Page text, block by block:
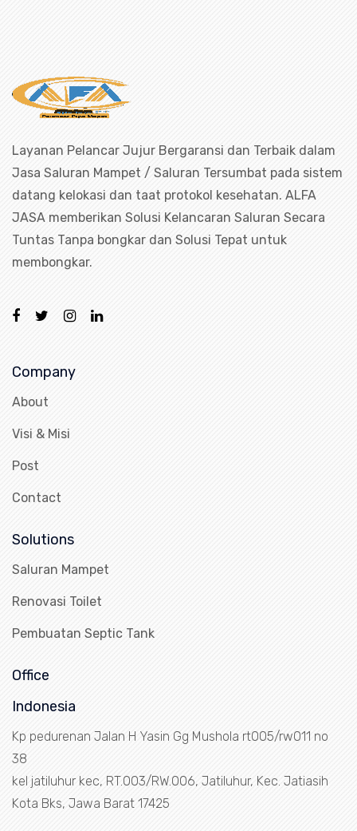
Layanan Pelancar Jujur Bergaransi dan Terbaik dalam
Jasa Saluran Mampet / Saluran Tersumbat pada sistem
datang kelokasi dan taat protokol kesehatan. ALFA
JASA memberikan Solusi Kelancaran Saluran Secara
Tuntas Tanpa bongkar dan Solusi Tepat untuk
membongkar.
Company
About
Visi & Misi
Post
Contact
Solutions
Saluran Mampet
Renovasi Toilet
Pembuatan Septic Tank
Office
Indonesia
Kp pedurenan Jalan H Yasin Gg Mushola rt005/rw011 no
38
kel jatiluhur kec, RT.003/RW.006, Jatiluhur, Kec. Jatiasih
Kota Bks, Jawa Barat 17425